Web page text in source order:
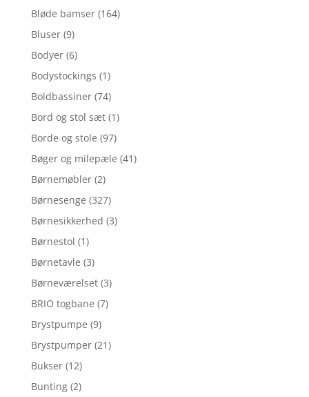
Bløde bamser (164)
Bluser (9)
Bodyer (6)
Bodystockings (1)
Boldbassiner (74)
Bord og stol sæt (1)
Borde og stole (97)
Bøger og milepæle (41)
Børnemøbler (2)
Børnesenge (327)
Børnesikkerhed (3)
Børnestol (1)
Børnetavle (3)
Børneværelset (3)
BRIO togbane (7)
Brystpumpe (9)
Brystpumper (21)
Bukser (12)
Bunting (2)